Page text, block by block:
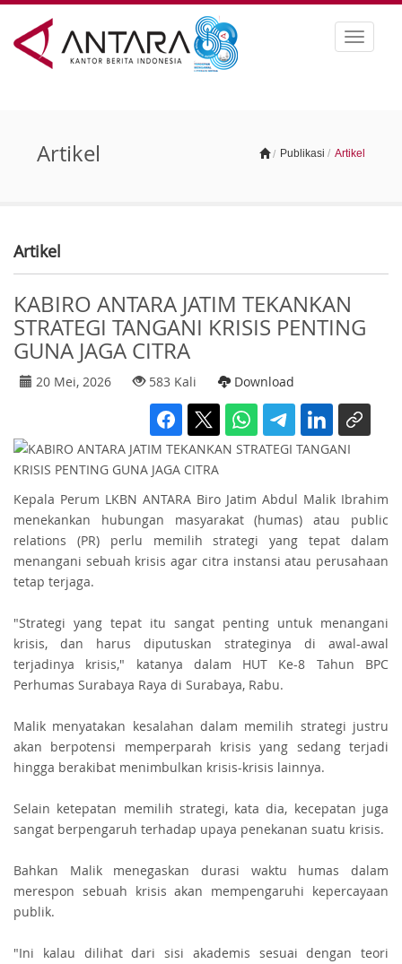
Toggle
Artikel / Publikasi / Artikel
Artikel
KABIRO ANTARA JATIM TEKANKAN
STRATEGI TANGANI KRISIS PENTING
GUNA JAGA CITRA
20 Mei, 2026 583 Kali Download
Kepala Perum LKBN ANTARA Biro Jatim Abdul Malik Ibrahim
menekankan hubungan masyarakat (humas) atau public
relations (PR) perlu memilih strategi yang tepat dalam
menangani sebuah krisis agar citra instansi atau perusahaan
tetap terjaga.
"Strategi yang tepat itu sangat penting untuk menangani
krisis, dan harus diputuskan strateginya di awal-awal
terjadinya krisis," katanya dalam HUT Ke-8 Tahun BPC
Perhumas Surabaya Raya di Surabaya, Rabu.
Malik menyatakan kesalahan dalam memilih strategi justru
akan berpotensi memperparah krisis yang sedang terjadi
hingga berakibat menimbulkan krisis-krisis lainnya.
Selain ketepatan memilih strategi, kata dia, kecepatan juga
sangat berpengaruh terhadap upaya penekanan suatu krisis.
Bahkan Malik menegaskan durasi waktu humas dalam
merespon sebuah krisis akan mempengaruhi kepercayaan
publik.
"Ini kalau dilihat dari sisi akademis sesuai dengan teori